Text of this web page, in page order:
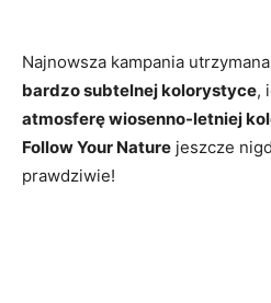
Najnowsza kampania
bardzo subtelnej kolorystyce,
atmosferę wiosenno-letniej
Follow Your Nature jeszcze
prawdziwie!